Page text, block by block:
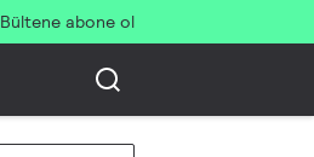
Bültene abone ol